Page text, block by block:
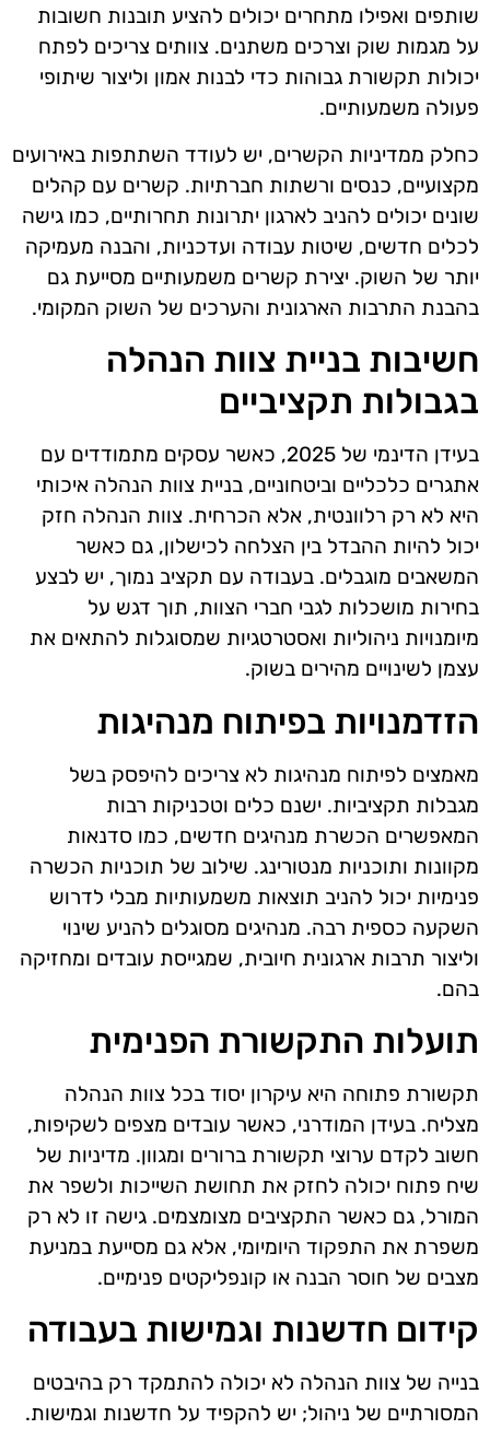
שותפים ואפילו מתחרים יכולים להציע תובנות חשובות
על מגמות שוק וצרכים משתנים. צוותים צריכים לפתח
יכולות תקשורת גבוהות כדי לבנות אמון וליצור שיתופי
פעולה משמעותיים.
כחלק ממדיניות הקשרים, יש לעודד השתתפות באירועים
מקצועיים, כנסים ורשתות חברתיות. קשרים עם קהלים
שונים יכולים להניב לארגון יתרונות תחרותיים, כמו גישה
לכלים חדשים, שיטות עבודה ועדכניות, והבנה מעמיקה
יותר של השוק. יצירת קשרים משמעותיים מסייעת גם
בהבנת התרבות הארגונית והערכים של השוק המקומי.
חשיבות בניית צוות הנהלה
בגבולות תקציביים
בעידן הדינמי של 2025, כאשר עסקים מתמודדים עם
אתגרים כלכליים וביטחוניים, בניית צוות הנהלה איכותי
היא לא רק רלוונטית, אלא הכרחית. צוות הנהלה חזק
יכול להיות ההבדל בין הצלחה לכישלון, גם כאשר
המשאבים מוגבלים. בעבודה עם תקציב נמוך, יש לבצע
בחירות מושכלות לגבי חברי הצוות, תוך דגש על
מיומנויות ניהוליות ואסטרטגיות שמסוגלות להתאים את
עצמן לשינויים מהירים בשוק.
הזדמנויות בפיתוח מנהיגות
מאמצים לפיתוח מנהיגות לא צריכים להיפסק בשל
מגבלות תקציביות. ישנם כלים וטכניקות רבות
המאפשרים הכשרת מנהיגים חדשים, כמו סדנאות
מקוונות ותוכניות מנטורינג. שילוב של תוכניות הכשרה
פנימיות יכול להניב תוצאות משמעותיות מבלי לדרוש
השקעה כספית רבה. מנהיגים מסוגלים להניע שינוי
וליצור תרבות ארגונית חיובית, שמגייסת עובדים ומחזיקה
בהם.
תועלות התקשורת הפנימית
תקשורת פתוחה היא עיקרון יסוד בכל צוות הנהלה
מצליח. בעידן המודרני, כאשר עובדים מצפים לשקיפות,
חשוב לקדם ערוצי תקשורת ברורים ומגוון. מדיניות של
שיח פתוח יכולה לחזק את תחושת השייכות ולשפר את
המורל, גם כאשר התקציבים מצומצמים. גישה זו לא רק
משפרת את התפקוד היומיומי, אלא גם מסייעת במניעת
מצבים של חוסר הבנה או קונפליקטים פנימיים.
קידום חדשנות וגמישות בעבודה
בנייה של צוות הנהלה לא יכולה להתמקד רק בהיבטים
המסורתיים של ניהול; יש להקפיד על חדשנות וגמישות.